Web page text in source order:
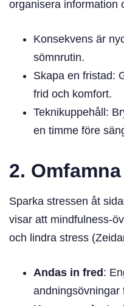
organisera information
Konsekvens är
sömnrutin.
Skapa en fristad:
frid och komfort.
Teknikuppehåll:
en timme före
2.
Sparka stressen åt
visar att mindfulness-
och lindra stress
Andas in fred:
andningsövningar